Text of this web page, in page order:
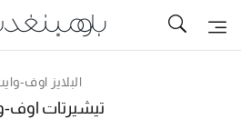
تخفيضات
البلايز اوف-
تيشيرتات اوف-